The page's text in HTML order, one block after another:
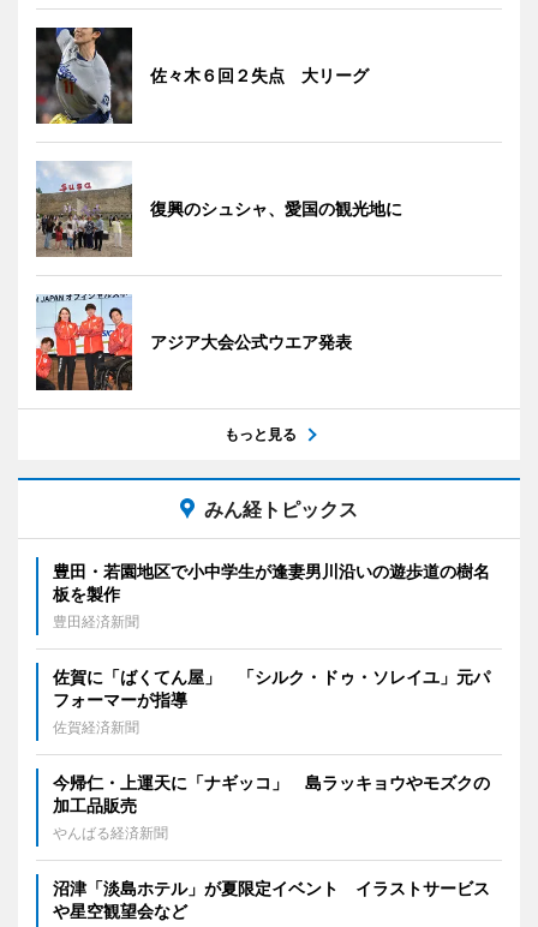
佐々木６回２失点 大リーグ
復興のシュシャ、愛国の観光地に
アジア大会公式ウエア発表
もっと見る
みん経トピックス
豊田・若園地区で小中学生が逢妻男川沿いの遊歩道の樹名
板を製作
豊田経済新聞
佐賀に「ばくてん屋」 「シルク・ドゥ・ソレイユ」元パ
フォーマーが指導
佐賀経済新聞
今帰仁・上運天に「ナギッコ」 島ラッキョウやモズクの
加工品販売
やんばる経済新聞
沼津「淡島ホテル」が夏限定イベント イラストサービス
や星空観望会など